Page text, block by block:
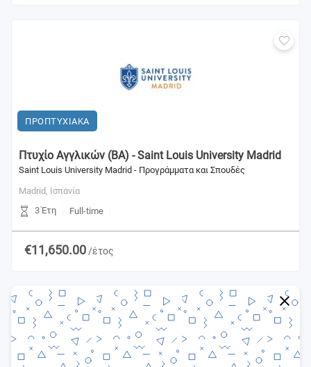
ΠΡΟΠΤΥΧΙΑΚΑ
Πτυχίο Αγγλικών (BA) - Saint Louis University Madrid
Saint Louis University Madrid - Προγράμματα και Σπουδές
Madrid, Ισπανία
3 Έτη
Full-time
€11,650.00 /έτος